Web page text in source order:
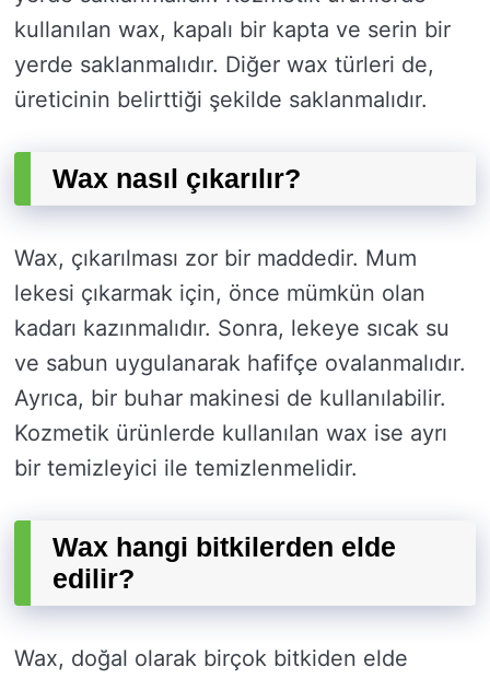
kullanılan wax, kapalı bir kapta ve serin bir
yerde saklanmalıdır. Diğer wax türleri de,
üreticinin belirttiği şekilde saklanmalıdır.
Wax nasıl çıkarılır?
Wax, çıkarılması zor bir maddedir. Mum
lekesi çıkarmak için, önce mümkün olan
kadarı kazınmalıdır. Sonra, lekeye sıcak su
ve sabun uygulanarak hafifçe ovalanmalıdır.
Ayrıca, bir buhar makinesi de kullanılabilir.
Kozmetik ürünlerde kullanılan wax ise ayrı
bir temizleyici ile temizlenmelidir.
Wax hangi bitkilerden elde
edilir?
Wax, doğal olarak birçok bitkiden elde